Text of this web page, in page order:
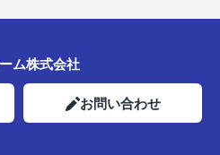
ム株式会社
お問い合わせ